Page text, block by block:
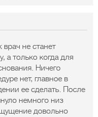
врач не станет
а только когда для
Ничего
нет, главное в
ее сделать. После
немного низ
довольно